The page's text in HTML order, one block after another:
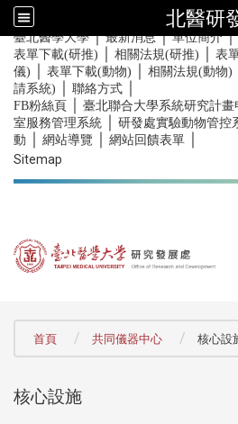
北醫研
::: 臺北醫學大學｜最新消息｜單位簡介｜
表單下載(研推) 相關法規(研推) 表
儀)
表單下載(動物) 相關法規(動物)
請系統)
聯絡方式
FB粉絲頁 臺北聯合大學系統研究計畫
室服務管理系統
研發處實驗動物管控
動
網站導覽 網站回饋表單
Sitemap
首頁 共同儀器中心 核心設
核心設施